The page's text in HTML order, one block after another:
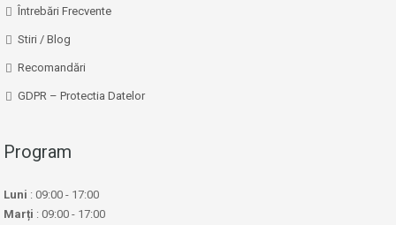
Întrebări Frecvente
Stiri / Blog
Recomandări
GDPR – Protectia Datelor
Program
Luni : 09:00 - 17:00
Marți : 09:00 - 17:00